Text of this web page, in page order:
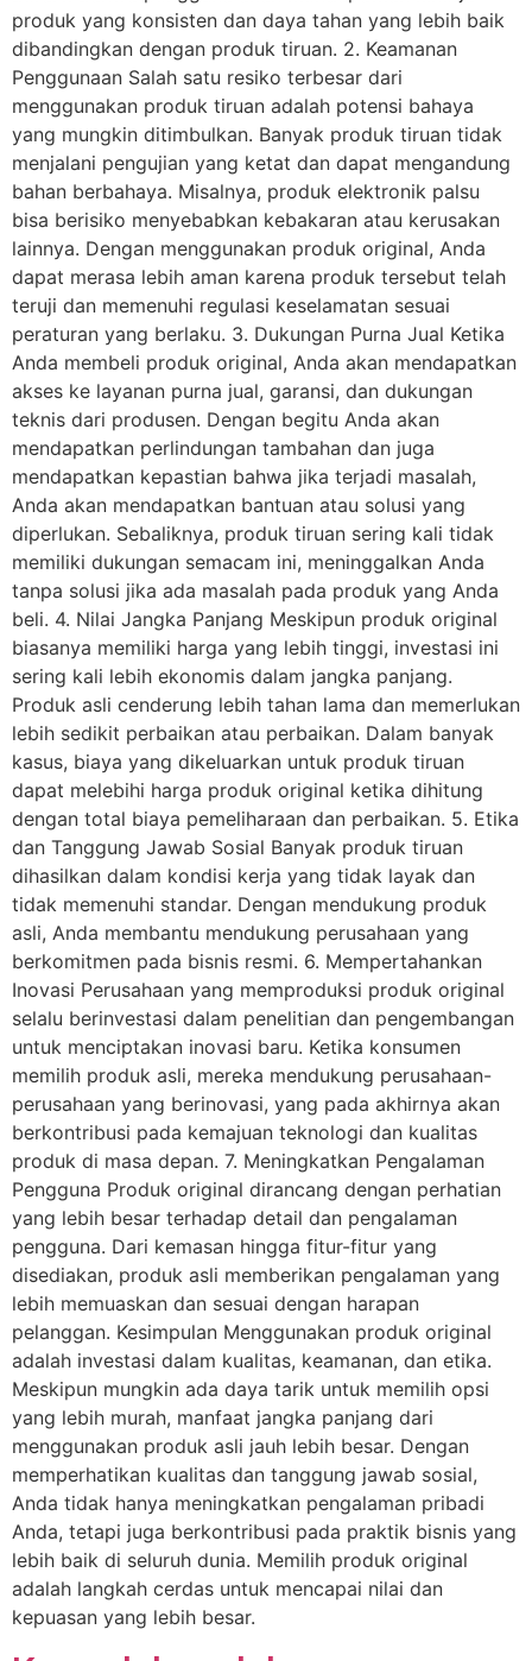
produk yang konsisten dan daya tahan yang lebih baik
dibandingkan dengan produk tiruan. 2. Keamanan
Penggunaan Salah satu resiko terbesar dari
menggunakan produk tiruan adalah potensi bahaya
yang mungkin ditimbulkan. Banyak produk tiruan tidak
menjalani pengujian yang ketat dan dapat mengandung
bahan berbahaya. Misalnya, produk elektronik palsu
bisa berisiko menyebabkan kebakaran atau kerusakan
lainnya. Dengan menggunakan produk original, Anda
dapat merasa lebih aman karena produk tersebut telah
teruji dan memenuhi regulasi keselamatan sesuai
peraturan yang berlaku. 3. Dukungan Purna Jual Ketika
Anda membeli produk original, Anda akan mendapatkan
akses ke layanan purna jual, garansi, dan dukungan
teknis dari produsen. Dengan begitu Anda akan
mendapatkan perlindungan tambahan dan juga
mendapatkan kepastian bahwa jika terjadi masalah,
Anda akan mendapatkan bantuan atau solusi yang
diperlukan. Sebaliknya, produk tiruan sering kali tidak
memiliki dukungan semacam ini, meninggalkan Anda
tanpa solusi jika ada masalah pada produk yang Anda
beli. 4. Nilai Jangka Panjang Meskipun produk original
biasanya memiliki harga yang lebih tinggi, investasi ini
sering kali lebih ekonomis dalam jangka panjang.
Produk asli cenderung lebih tahan lama dan memerlukan
lebih sedikit perbaikan atau perbaikan. Dalam banyak
kasus, biaya yang dikeluarkan untuk produk tiruan
dapat melebihi harga produk original ketika dihitung
dengan total biaya pemeliharaan dan perbaikan. 5. Etika
dan Tanggung Jawab Sosial Banyak produk tiruan
dihasilkan dalam kondisi kerja yang tidak layak dan
tidak memenuhi standar. Dengan mendukung produk
asli, Anda membantu mendukung perusahaan yang
berkomitmen pada bisnis resmi. 6. Mempertahankan
Inovasi Perusahaan yang memproduksi produk original
selalu berinvestasi dalam penelitian dan pengembangan
untuk menciptakan inovasi baru. Ketika konsumen
memilih produk asli, mereka mendukung perusahaan-
perusahaan yang berinovasi, yang pada akhirnya akan
berkontribusi pada kemajuan teknologi dan kualitas
produk di masa depan. 7. Meningkatkan Pengalaman
Pengguna Produk original dirancang dengan perhatian
yang lebih besar terhadap detail dan pengalaman
pengguna. Dari kemasan hingga fitur-fitur yang
disediakan, produk asli memberikan pengalaman yang
lebih memuaskan dan sesuai dengan harapan
pelanggan. Kesimpulan Menggunakan produk original
adalah investasi dalam kualitas, keamanan, dan etika.
Meskipun mungkin ada daya tarik untuk memilih opsi
yang lebih murah, manfaat jangka panjang dari
menggunakan produk asli jauh lebih besar. Dengan
memperhatikan kualitas dan tanggung jawab sosial,
Anda tidak hanya meningkatkan pengalaman pribadi
Anda, tetapi juga berkontribusi pada praktik bisnis yang
lebih baik di seluruh dunia. Memilih produk original
adalah langkah cerdas untuk mencapai nilai dan
kepuasan yang lebih besar.